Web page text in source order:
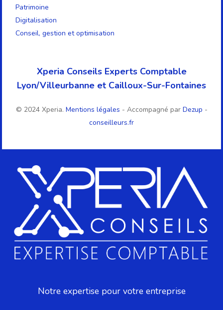
Notre expertise pour votre entreprise
Patrimoine
Digitalisation
Conseil, gestion et optimisation
Xperia Conseils Experts Comptable
Lyon/Villeurbanne et Cailloux-Sur-Fontaines
© 2024 Xperia. Mentions légales - Accompagné par Dezup -
conseilleurs.fr